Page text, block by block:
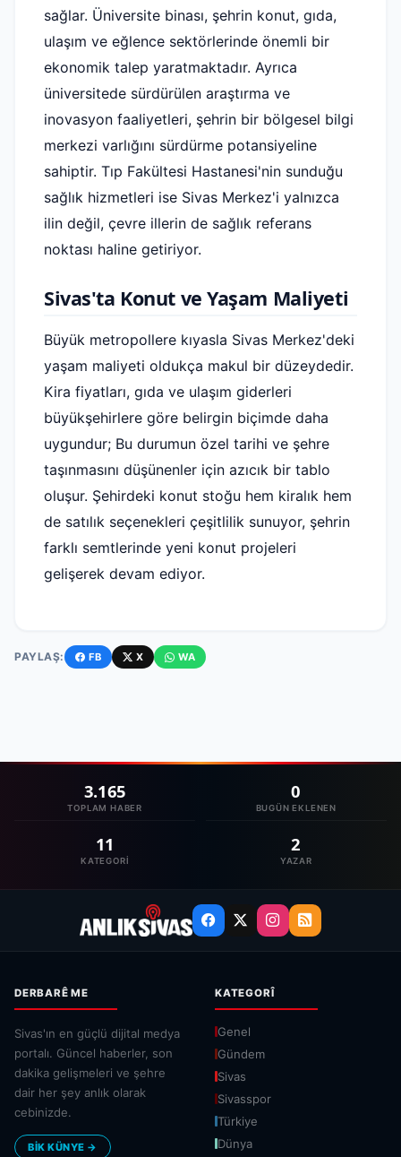
sağlar. Üniversite binası, şehrin konut, gıda,
ulaşım ve eğlence sektörlerinde önemli bir
ekonomik talep yaratmaktadır. Ayrıca
üniversitede sürdürülen araştırma ve
inovasyon faaliyetleri, şehrin bir bölgesel bilgi
merkezi varlığını sürdürme potansiyeline
sahiptir. Tıp Fakültesi Hastanesi'nin sunduğu
sağlık hizmetleri ise Sivas Merkez'i yalnızca
ilin değil, çevre illerin de sağlık referans
noktası haline getiriyor.
Sivas'ta Konut ve Yaşam Maliyeti
Büyük metropollere kıyasla Sivas Merkez'deki
yaşam maliyeti oldukça makul bir düzeydedir.
Kira fiyatları, gıda ve ulaşım giderleri
büyükşehirlere göre belirgin biçimde daha
uygundur; Bu durumun özel tarihi ve şehre
taşınmasını düşünenler için azıcık bir tablo
oluşur. Şehirdeki konut stoğu hem kiralık hem
de satılık seçenekleri çeşitlilik sunuyor, şehrin
farklı semtlerinde yeni konut projeleri
gelişerek devam ediyor.
PAYLAŞ: FB X WA
3.165
TOPLAM HABER
0
BUGÜN EKLENEN
11
KATEGORI
2
YAZAR
DERBARÊ ME
Sivas'ın en güçlü dijital medya
portalı. Güncel haberler, son
dakika gelişmeleri ve şehre
dair her şey anlık olarak
cebinizde.
BİK KÜNYE →
KATEGORÎ
Genel
Gündem
Sivas
Sivasspor
Türkiye
Dünya